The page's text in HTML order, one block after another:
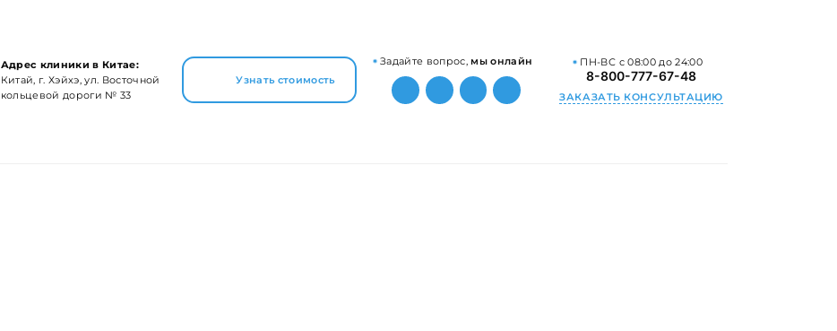
Адрес клиники в Китае:
Китай, г. Хэйхэ, ул. Восточной
кольцевой дороги № 33
Узнать стоимость
Задайте вопрос, мы онлайн ПН-ВС с 08:00 до 24:00
8-800-777-67-48
ЗАКАЗАТЬ КОНСУЛЬТАЦИЮ